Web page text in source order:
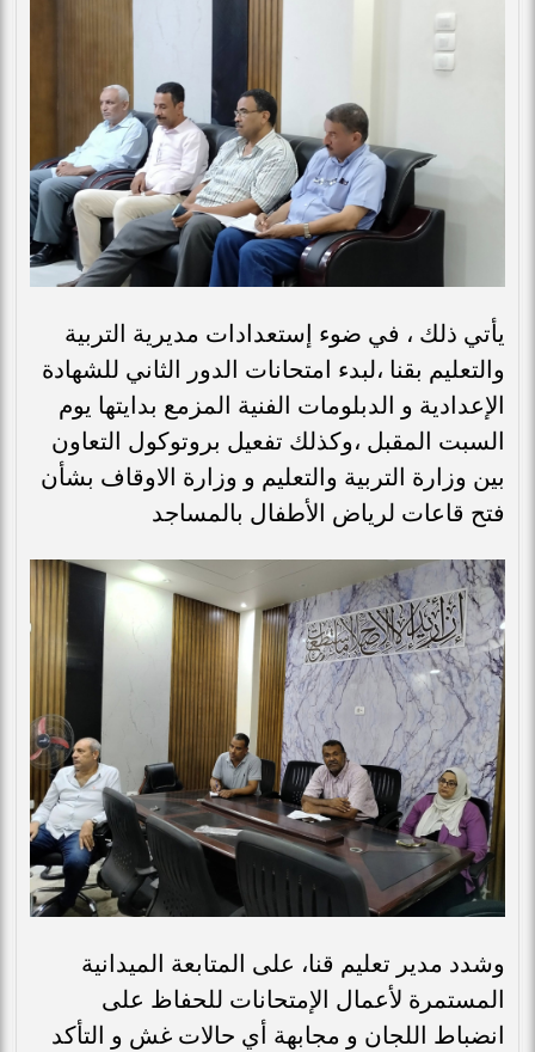
يأتي ذلك ، في ضوء إستعدادات مديرية التربية
والتعليم بقنا ،لبدء امتحانات الدور الثاني للشهادة
الإعدادية و الدبلومات الفنية المزمع بدايتها يوم
السبت المقبل ،وكذلك تفعيل بروتوكول التعاون
بين وزارة التربية والتعليم و وزارة الاوقاف بشأن
فتح قاعات لرياض الأطفال بالمساجد
وشدد مدير تعليم قنا، على المتابعة الميدانية
المستمرة لأعمال الإمتحانات للحفاظ على
انضباط اللجان و مجابهة أي حالات غش و التأكد